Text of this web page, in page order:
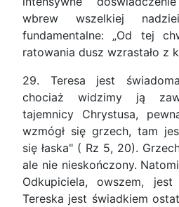
wbrew wszelkiej
fundamentalne: „Od tej
ratowania dusz wzrastało z
29. Teresa jest
chociaż widzimy ją
tajemnicy Chrystusa,
wzmógł się grzech, tam
się łaska" ( Rz 5, 20).
ale nie nieskończony.
Odkupiciela, owszem, jest
Tereska jest świadkiem